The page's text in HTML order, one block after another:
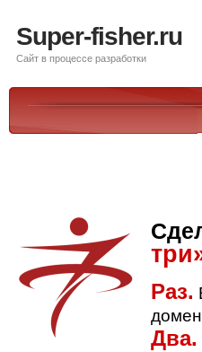
Super-fisher.ru
Сайт в процессе разработки
Раз.
Два.